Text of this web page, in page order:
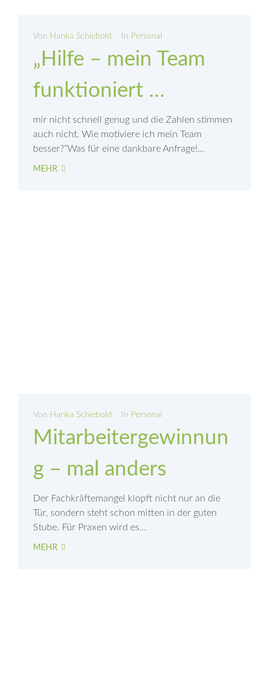
Von Hanka Schiebold In Personal
„Hilfe – mein Team
funktioniert …
mir nicht schnell genug und die Zahlen stimmen
auch nicht. Wie motiviere ich mein Team
besser?“Was für eine dankbare Anfrage!...
MEHR
Von Hanka Schiebold In Personal
Mitarbeitergewinnun
g – mal anders
Der Fachkräftemangel klopft nicht nur an die
Tür, sondern steht schon mitten in der guten
Stube. Für Praxen wird es...
MEHR